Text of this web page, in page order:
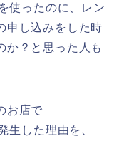
使ったのに、レン
申し込みをした時
か？と思った人も
お店で
生した理由を、